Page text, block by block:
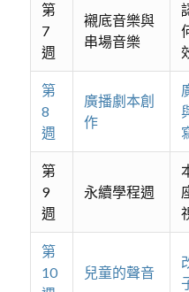
第
7
週
襯底音樂與
串場音樂
第
8
週
廣播劇本創
作
第
9
週
永續學程週
第
10
兒童的聲音